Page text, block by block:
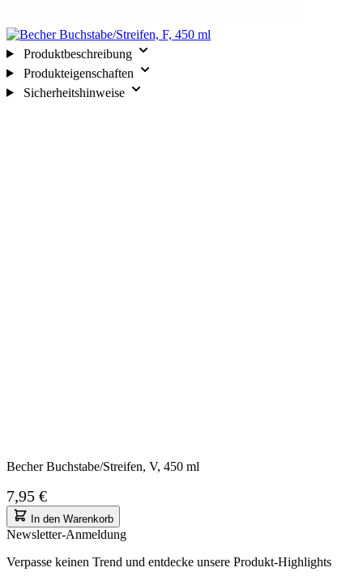
Produktbeschreibung
Produkteigenschaften
Sicherheitshinweise
Becher Buchstabe/Streifen, V, 450 ml
7,95 €
In den Warenkorb
Newsletter-Anmeldung
Verpasse keinen Trend und entdecke unsere Produkt-Highlights